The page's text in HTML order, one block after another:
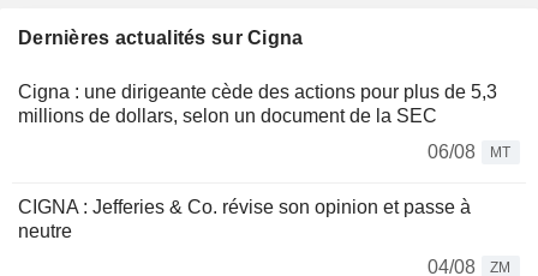
Dernières actualités sur Cigna
Cigna : une dirigeante cède des actions pour plus de 5,3
millions de dollars, selon un document de la SEC
06/08
MT
CIGNA : Jefferies & Co. révise son opinion et passe à
neutre
04/08
ZM